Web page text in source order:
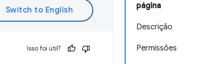
página
Descrição
Permissões
Isso foi útil?